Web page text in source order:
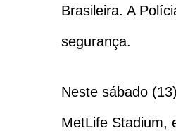
Brasileira. A
segurança.
Neste sábado
MetLife Stadium,